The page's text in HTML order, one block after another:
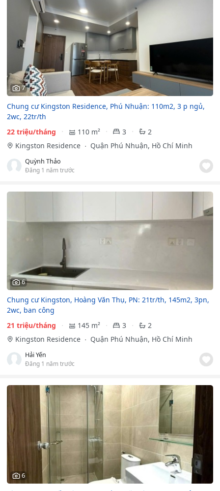
7
Chung cư Kingston Residence, Phú Nhuận: 110m2, 3 p ngủ,
2wc, 22tr/th
22 triệu/tháng
110 m² 3
2
Kingston Residence
Quận Phú Nhuận, Hồ Chí Minh
Quỳnh Thảo
Đăng 1 năm trước
6
Chung cư Kingston, Hoàng Văn Thụ, PN: 21tr/th, 145m2, 3pn,
2wc, ban công
21 triệu/tháng
145 m² 3
2
Kingston Residence
Quận Phú Nhuận, Hồ Chí Minh
Hải Yến
Đăng 1 năm trước
6